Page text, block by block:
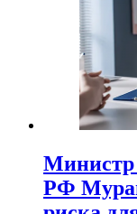
Министр
РФ